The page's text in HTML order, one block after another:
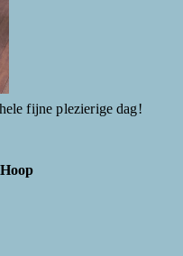
fijne plezierige dag!